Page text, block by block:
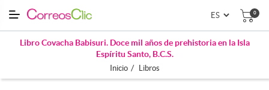
0
Libro Covacha Babisuri. Doce mil años de prehistoria en la Isla
Espíritu Santo, B.C.S.
Inicio / Libros